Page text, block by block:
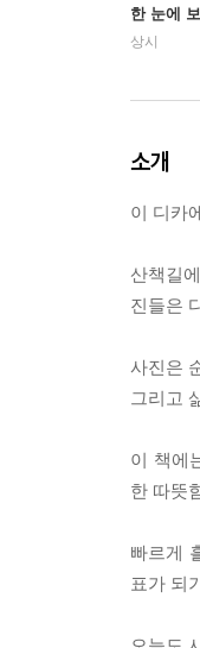
한 눈에
상시
소개
이 디카
산책길
진들은
사진은
그리고
이 책에
한 따뜻
빠르게
표가 되